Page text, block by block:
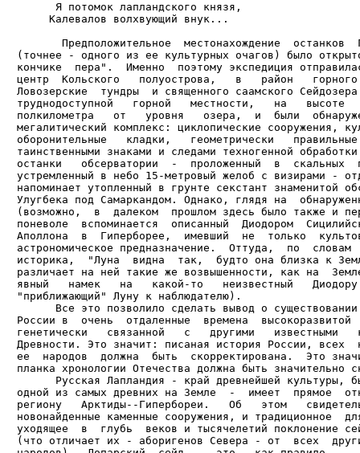
      Я потомок лапландского князя,
     Калевалов волхвующий внук...
Предположительное  местонахождение  останков
(точнее - одного из ее культурных очагов) было
кончике  пера".  Именно  поэтому экспедиция
центр  Кольского   полуострова,   в   район
Ловозерские  тундры  и священного саамского
труднодоступной   горной   местности,   на   высоте
полкилометра   от   уровня   озера,  и  были
мегалитический комплекс: циклопические сооружения,
оборонительные   кладки,   геометрически
таинственными знаками и следами техногенной
останки   обсерватории  -  проложенный  в  скальных
устремленный в небо 15-метровый желоб с визирами -
напоминает утопленный в грунте секстант знаменитой
Улугбека под Самаркандом. Однако, глядя на
(возможно,  в  далеком  прошлом здесь было также и
поневоле  вспоминается  описанный  Диодором
Аполлона  в  Гиперборее,  имевший  не  только
астрономическое предназначение.  Оттуда,  по  словам
историка,  "Луна  видна  так,  будто она близка к
различает на ней такие же возвышенности, как на
явный   намек   на   какой-то   неизвестный
"приближающий" Луну к наблюдателю).
Все это позволило сделать вывод о
России в  очень  отдаленные  времена  высокоразвитой
генетически   связанной   с   другими   известными
Древности. Это значит: писаная история России, всех
ее  народов  должна  быть  скорректирована.  Это
планка хронологии Отечества должна быть значительно
Русская Лапландия - край древнейшей культуры,
одной из самых древних на Земле  -  имеет  прямое
региону   Арктиды--Гипербореи.   Об   этом
новонайденные каменные сооружения, и традиционное
уходящее  в  глубь  веков и тысячелетий поклонение
(что отличает их - аборигенов Севера - от  всех